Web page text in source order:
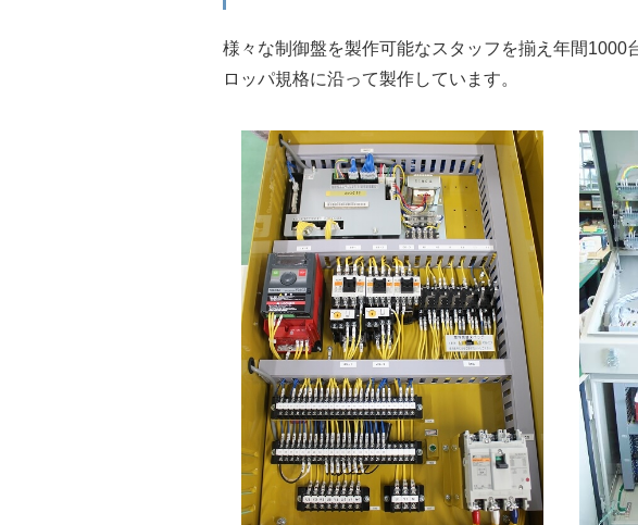
様々な制御盤を製作可能なスタッフを揃え年間
ロッパ規格に沿って製作しています。